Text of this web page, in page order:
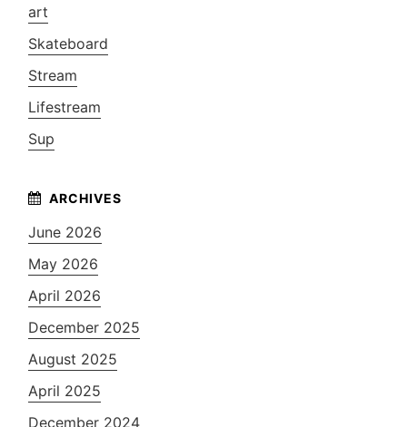
art
Skateboard
Stream
Lifestream
Sup
June 2026
May 2026
April 2026
December 2025
August 2025
April 2025
December 2024